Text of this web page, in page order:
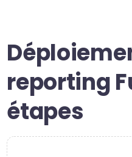
reporting
étapes